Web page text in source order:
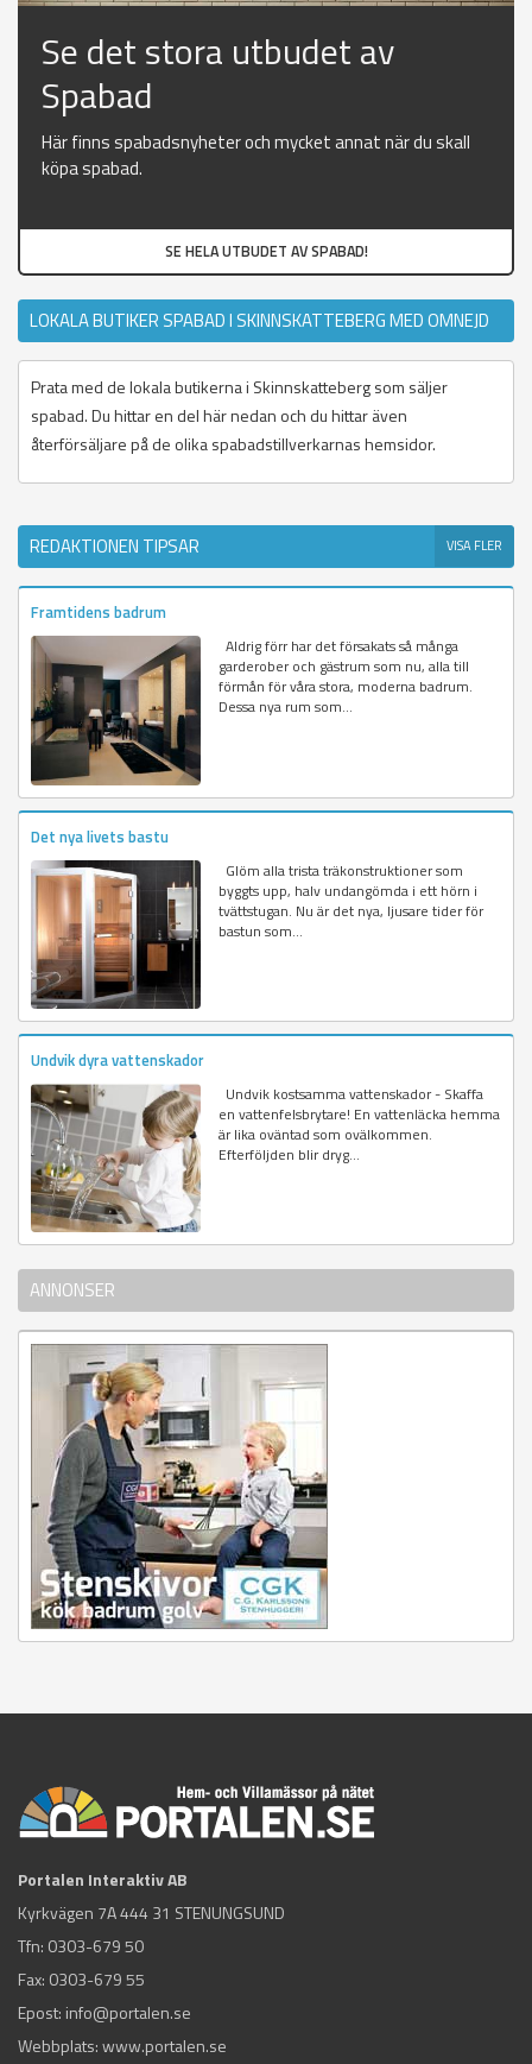
Se det stora utbudet av
Spabad
Här finns spabadsnyheter och mycket annat när du skall
köpa spabad.
SE HELA UTBUDET AV SPABAD!
LOKALA BUTIKER SPABAD I SKINNSKATTEBERG MED OMNEJD
Prata med de lokala butikerna i Skinnskatteberg som säljer
spabad. Du hittar en del här nedan och du hittar även
återförsäljare på de olika spabadstillverkarnas hemsidor.
REDAKTIONEN TIPSAR VISA FLER
Framtidens badrum
Aldrig förr har det försakats så många
garderober och gästrum som nu, alla till
förmån för våra stora, moderna badrum.
Dessa nya rum som...
Det nya livets bastu
Glöm alla trista träkonstruktioner som
byggts upp, halv undangömda i ett hörn i
tvättstugan. Nu är det nya, ljusare tider för
bastun som...
Undvik dyra vattenskador
Undvik kostsamma vattenskador - Skaffa
en vattenfelsbrytare! En vattenläcka hemma
är lika oväntad som ovälkommen.
Efterföljden blir dryg...
ANNONSER
Portalen Interaktiv AB
Kyrkvägen 7A 444 31 STENUNGSUND
Tfn: 0303-679 50
Fax: 0303-679 55
Epost: info@portalen.se
Webbplats: www.portalen.se